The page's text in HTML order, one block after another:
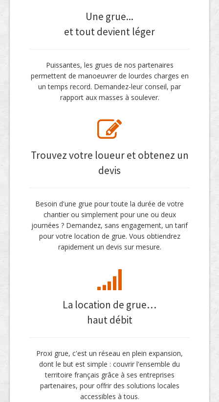
Une grue...
et tout devient léger
Puissantes, les grues de nos partenaires
permettent de manoeuvrer de lourdes charges en
un temps record. Demandez-leur conseil, par
rapport aux masses à soulever.
Trouvez votre loueur et obtenez un
devis
Besoin d'une grue pour toute la durée de votre
chantier ou simplement pour une ou deux
journées ? Demandez, sans engagement, un tarif
pour votre location de grue. Vous obtiendrez
rapidement un devis sur mesure.
La location de grue…
haut débit
Proxi grue, c'est un réseau en plein expansion,
dont le but est simple : couvrir l'ensemble du
territoire français grâce à ses entreprises
partenaires, pour offrir des solutions locales
accessibles à tous.